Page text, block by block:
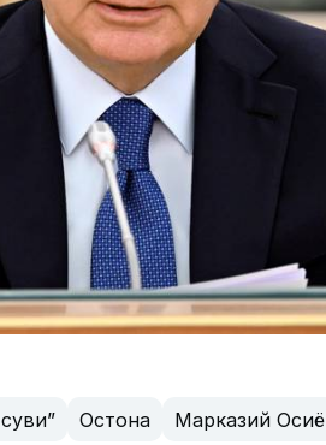
Остона Марказий Осиё